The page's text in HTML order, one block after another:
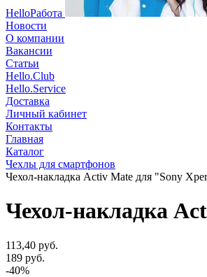
HelloРабота
Новости
О компании
Вакансии
Статьи
Hello.Club
Hello.Service
Доставка
Личный кабинет
Контакты
Главная
Каталог
Чехлы для смартфонов
Чехол-накладка Activ Mate для "Sony
Чехол-накладка
113,40 руб.
189 руб.
-40%